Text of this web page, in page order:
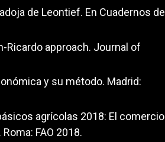
de Leontief. En Cuadernos de
Ricardo approach. Journal of
y su método. Madrid:
agrícolas 2018: El comercio
FAO 2018.